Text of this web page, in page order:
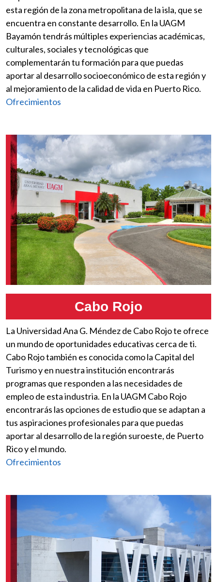
esta región de la zona metropolitana de la isla, que se
encuentra en constante desarrollo. En la UAGM
Bayamón tendrás múltiples experiencias académicas,
culturales, sociales y tecnológicas que
complementarán tu formación para que puedas
aportar al desarrollo socioeconómico de esta región y
al mejoramiento de la calidad de vida en Puerto Rico.
Ofrecimientos
Cabo Rojo
La Universidad Ana G. Méndez de Cabo Rojo te ofrece
un mundo de oportunidades educativas cerca de ti.
Cabo Rojo también es conocida como la Capital del
Turismo y en nuestra institución encontrarás
programas que responden a las necesidades de
empleo de esta industria. En la UAGM Cabo Rojo
encontrarás las opciones de estudio que se adaptan a
tus aspiraciones profesionales para que puedas
aportar al desarrollo de la región suroeste, de Puerto
Rico y el mundo.
Ofrecimientos